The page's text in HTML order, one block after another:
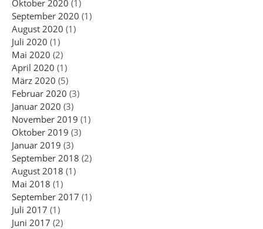
Oktober 2020 (1)
September 2020 (1)
August 2020 (1)
Juli 2020 (1)
Mai 2020 (2)
April 2020 (1)
März 2020 (5)
Februar 2020 (3)
Januar 2020 (3)
November 2019 (1)
Oktober 2019 (3)
Januar 2019 (3)
September 2018 (2)
August 2018 (1)
Mai 2018 (1)
September 2017 (1)
Juli 2017 (1)
Juni 2017 (2)